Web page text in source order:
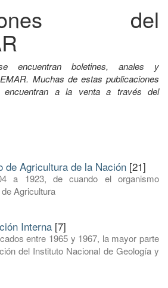
del
encuentran boletines, anales y
Muchas de estas publicaciones
a la venta a través del
de Agricultura de la Nación [21]
a 1923, de cuando el organismo
Agricultura
Interna [7]
entre 1965 y 1967, la mayor parte
del Instituto Nacional de Geología y